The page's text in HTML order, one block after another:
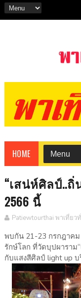
HOME
“เสน่ห์ศิลป์..ถิ่
2566 นี้
Patiewtourthai พาเที่ยว
พบกัน 21-23 กรกฎาค
รักษ์โลก ที่วัดบุปผาราม
กับแสงสีศิลป์ light up